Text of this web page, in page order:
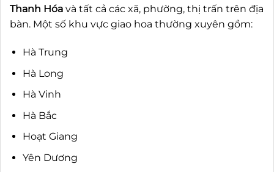
Thanh Hóa và tất cả các xã, phường, thị trấn trên địa
bàn. Một số khu vực giao hoa thường xuyên gồm:
Hà Trung
Hà Long
Hà Vinh
Hà Bắc
Hoạt Giang
Yên Dương